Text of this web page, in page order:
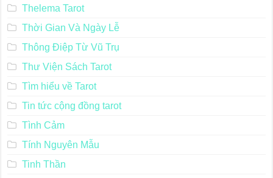
Thelema Tarot
Thời Gian Và Ngày Lễ
Thông Điệp Từ Vũ Trụ
Thư Viện Sách Tarot
Tìm hiểu về Tarot
Tin tức cộng đồng tarot
Tình Cảm
Tính Nguyên Mẫu
Tinh Thần